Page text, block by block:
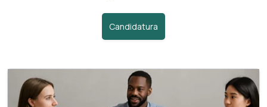
Candidatura